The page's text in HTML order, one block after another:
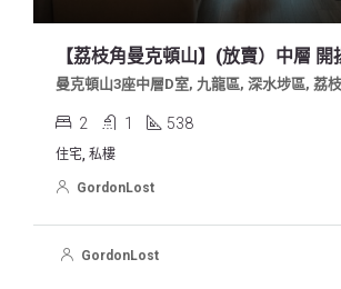
曼克頓山3座中層D室, 九龍區, 深水埗區, 荔
2 1 538
住宅, 私樓
GordonLost
GordonLost